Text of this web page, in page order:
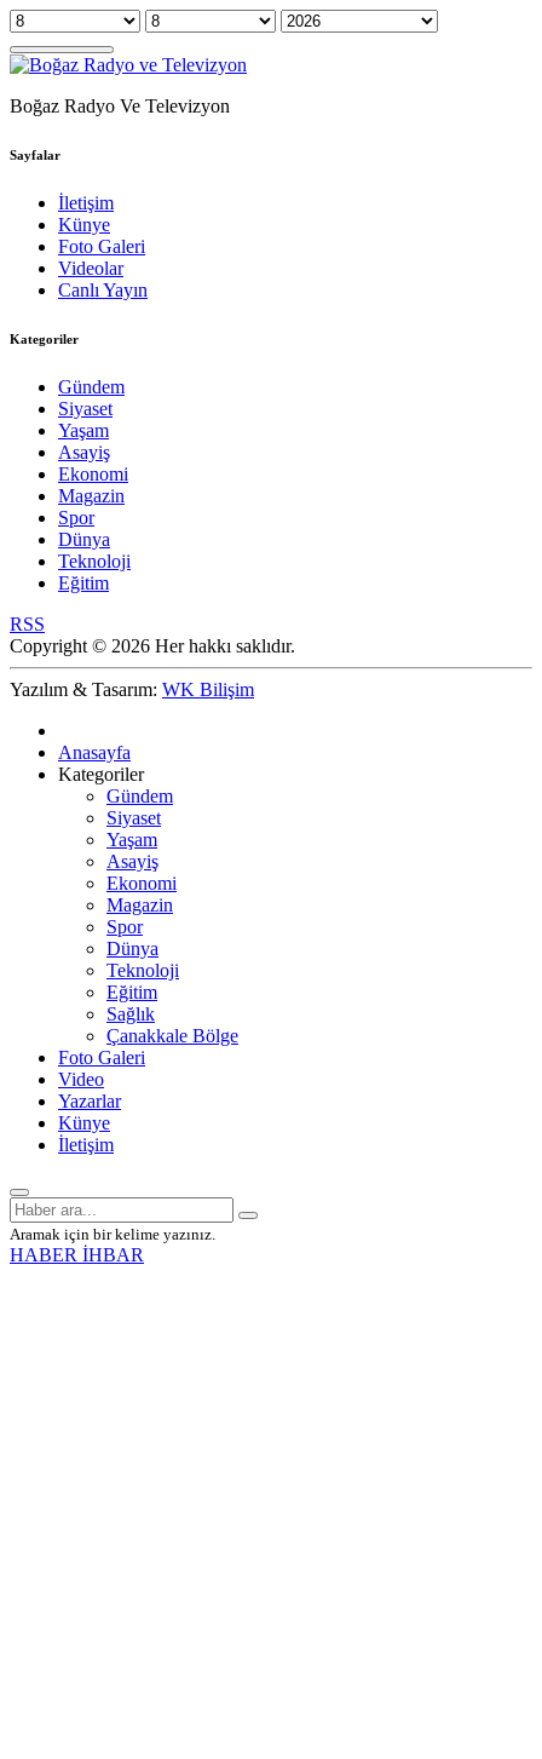
Boğaz Radyo Ve Televizyon
Sayfalar
İletişim
Künye
Foto Galeri
Videolar
Canlı Yayın
Kategoriler
Gündem
Siyaset
Yaşam
Asayiş
Ekonomi
Magazin
Spor
Dünya
Teknoloji
Eğitim
RSS
Copyright © 2026 Her hakkı saklıdır.
Yazılım & Tasarım: WK Bilişim
Anasayfa
Kategoriler
Gündem
Siyaset
Yaşam
Asayiş
Ekonomi
Magazin
Spor
Dünya
Teknoloji
Eğitim
Sağlık
Çanakkale Bölge
Foto Galeri
Video
Yazarlar
Künye
İletişim
Aramak için bir kelime yazınız.
HABER İHBAR